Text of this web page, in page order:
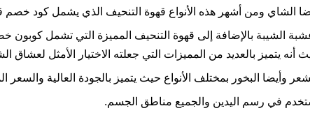
الشاي ومن أشهر هذه الأنواع قهوة التنحيف الذي يشمل كود خصم
الشيبة بالإضافة إلى قهوة التنحيف المميزة التي تشمل كوبون
أنه يتميز بالعديد من المميزات التي جعلته الاختيار الأمثل لعشاق
وأيضا البخور بمختلف الأنواع حيث يتميز بالجودة العالية والسعر
في رسم اليدين والجميع مناطق الجسم.